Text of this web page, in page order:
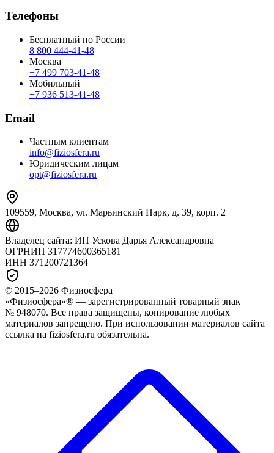
Телефоны
Бесплатный по России
8 800 444‑41‑48
Москва
+7 499 703‑41‑48
Мобильный
+7 936 513‑41‑48
Email
Частным клиентам
info@fiziosfera.ru
Юридическим лицам
opt@fiziosfera.ru
109559, Москва, ул. Марьинский Парк, д. 39, корп. 2
Владелец сайта: ИП Ускова Дарья Александровна
ОГРНИП 317774600365181
ИНН 371200721364
© 2015–2026 Физиосфера
«Физиосфера»® — зарегистрированный товарный знак
№ 948070. Все права защищены, копирование любых
материалов запрещено. При использовании материалов сайта
ссылка на fiziosfera.ru обязательна.